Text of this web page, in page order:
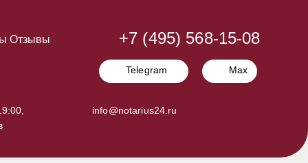
Отзывы
+7 (495) 568-15-08
Telegram Max
info@notarius24.ru